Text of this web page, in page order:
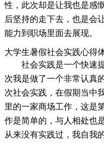
性，此次却是让我也是感
后坚持的走下去，也是会
能力到职场里面去展现。
大学生暑假社会实践心得
社会实践是一个快速
次我是做了一个非常认真
次社会实践，在假期当中
里的一家商场工作，这是
作是简单的，与人相处也
从来没有实践过，我自我